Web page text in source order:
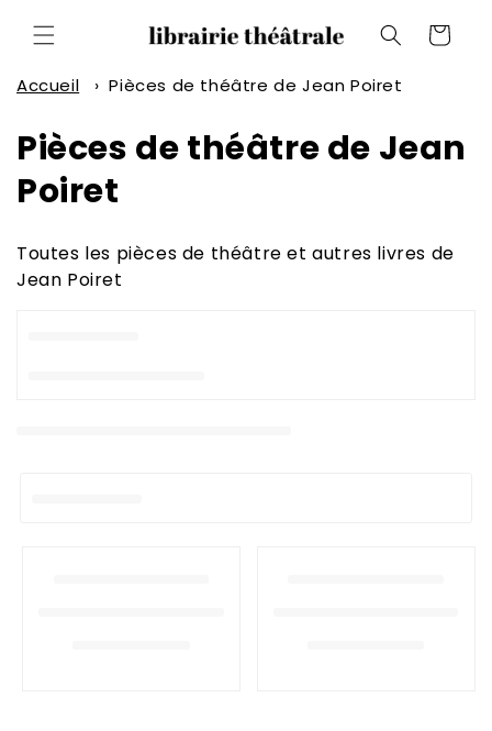
passer
au
Panier
Accueil › Pièces de théâtre de Jean Poiret
C
o
l
Pièces de théâtre de Jean
Poiret
Toutes les pièces de théâtre et autres livres de
Jean Poiret